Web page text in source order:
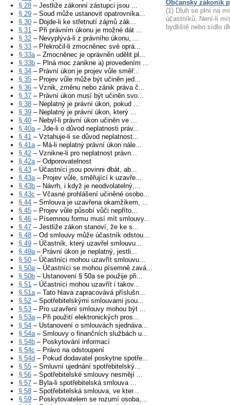
§ 28 – Jestliže zákonní zástupci jsou ...
§ 29 – Soud může ustanovit opatrovníka...
§ 30 – Dojde-li ke střetnutí zájmů zák...
§ 31 – Při právním úkonu je možné dát ...
§ 32 – Nevyplývá-li z právního úkonu, ...
§ 33 – Překročil-li zmocněnec své oprá...
§ 33a– Zmocněnec je oprávněn udělit pl...
§ 33b – Plná moc zanikne a) provedením ...
§ 34 – Právní úkon je projev vůle směř...
§ 35 – Projev vůle může být učiněn jed...
§ 36 – Vznik, změnu nebo zánik práva č...
§ 37 – Právní úkon musí být učiněn svo...
§ 38 – Neplatný je právní úkon, pokud ...
§ 39 – Neplatný je právní úkon, který ...
§ 40 – Nebyl-li právní úkon učiněn ve ...
§ 40a– Jde-li o důvod neplatnosti práv...
§ 41 – Vztahuje-li se důvod neplatnost...
§ 41a– Má-li neplatný právní úkon nále...
§ 42 – Vznikne-li pro neplatnost právn...
§ 42a– Odporovatelnost
§ 43 – Účastníci jsou povinni dbát, ab...
§ 43a– Projev vůle, směřující k uzavře...
§ 43b – Návrh, i když je neodvolatelný,...
§ 43c – Včasné prohlášení učiněné osobo...
§ 44 – Smlouva je uzavřena okamžikem, ...
§ 45 – Projev vůle působí vůči nepříto...
§ 46 – Písemnou formu musí mít smlouvy...
§ 47 – Jestliže zákon stanoví, že ke s...
§ 48 – Od smlouvy může účastník odstou...
§ 49 – Účastník, který uzavřel smlouvu...
§ 49a– Právní úkon je neplatný, jestli...
§ 50 – Účastníci mohou uzavřít smlouvu...
§ 50a– Účastníci se mohou písemně zavá...
§ 50b – Ustanovení § 50a se použije při...
§ 51 – Účastníci mohou uzavřít i takov...
§ 51a– Tato hlava zapracovává příslušn...
§ 52 – Spotřebitelskými smlouvami jsou...
§ 53 – Pro uzavření smlouvy mohou být ...
§ 53a– Při použití elektronických pros...
§ 54 – Ustanovení o smlouvách sjednáva...
§ 54a– Smlouvy o finančních službách u...
§ 54b – Poskytování informací
§ 54c – Právo na odstoupení
§ 54d – Pokud dodavatel poskytne spotře...
§ 55 – Smluvní ujednání spotřebitelský...
§ 56 – Spotřebitelské smlouvy nesmějí ...
§ 57 – Byla-li spotřebitelská smlouva ...
§ 58 – Spotřebitelská smlouva, ve kter...
§ 59 – Poskytovatelem se rozumí osoba,...
Občanský zákoník
(1) Dluh se plní na
účastníků. Není-li
bydliště nebo sídlo